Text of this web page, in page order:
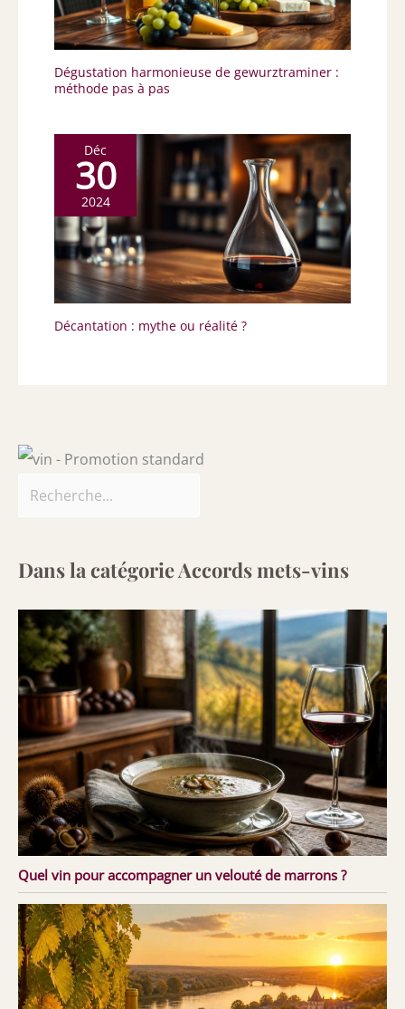
Dégustation harmonieuse de gewurztraminer :
méthode pas à pas
Déc
30
2024
Décantation : mythe ou réalité ?
Dans la catégorie Accords mets-vins
Quel vin pour accompagner un velouté de marrons ?